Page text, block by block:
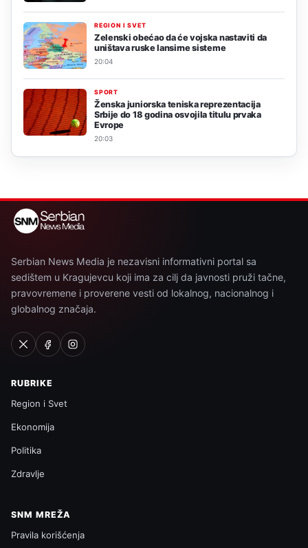
REGION I SVET
Zelenski obećao da će vojska nastaviti da
uništava ruske lansirne sisteme
20:04
SPORT
Ženska juniorska teniska reprezentacija
Srbije do 18 godina osvojila titulu prvaka
Evrope
20:03
Serbian News Media je nezavisni informativni portal sa
sedištem u Kragujevcu koji ima za cilj da javnosti pruži tačne,
pravovremene i proverene vesti od lokalnog, nacionalnog i
globalnog značaja.
RUBRIKE
Region i Svet
Ekonomija
Politika
Zdravlje
SNM MREŽA
Pravila korišćenja